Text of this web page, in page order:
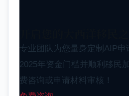
专业团队为您量身定制AIP申
2025年资金门槛并顺利移民
费咨询或申请材料审核！